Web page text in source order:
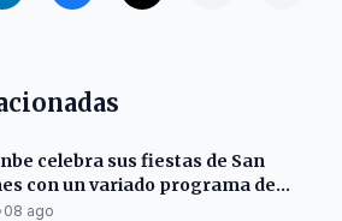
celebra sus fiestas de San
con un variado programa de
08 ago